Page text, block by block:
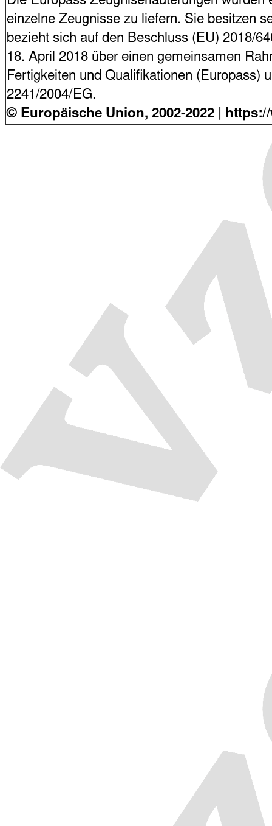
einzelne Zeugnisse zu liefern. Sie besitzen
bezieht sich auf den Beschluss (EU) 2018/
18. April 2018 über einen gemeinsamen
Fertigkeiten und Qualifikationen (Europass)
2241/2004/EG.
© Europäische Union, 2002-2022 |